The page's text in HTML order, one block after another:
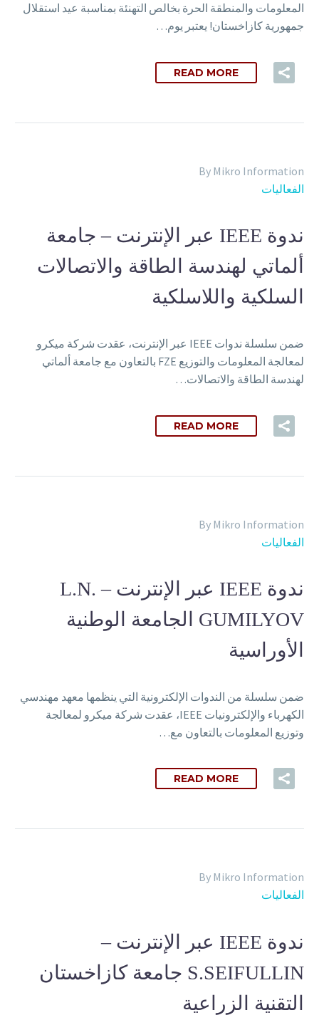
المعلومات والمنطقة الحرة بخالص التهنئة بمناسبة عيد استقلال
جمهورية كازاخستان! يعتبر يوم…
READ MORE
By Mikro Information
الفعاليات
ندوة IEEE عبر الإنترنت – جامعة
ألماتي لهندسة الطاقة والاتصالات
السلكية واللاسلكية
ضمن سلسلة ندوات IEEE عبر الإنترنت، عقدت شركة ميكرو
لمعالجة المعلومات والتوزيع FZE بالتعاون مع جامعة ألماتي
لهندسة الطاقة والاتصالات…
READ MORE
By Mikro Information
الفعاليات
ندوة IEEE عبر الإنترنت – L.N.
GUMILYOV الجامعة الوطنية
الأوراسية
ضمن سلسلة من الندوات الإلكترونية التي ينظمها معهد مهندسي
الكهرباء والإلكترونيات IEEE، عقدت شركة ميكرو لمعالجة
وتوزيع المعلومات بالتعاون مع…
READ MORE
By Mikro Information
الفعاليات
ندوة IEEE عبر الإنترنت –
S.SEIFULLIN جامعة كازاخستان
التقنية الزراعية